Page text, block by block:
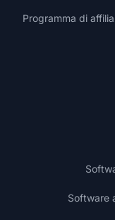
Programma di
Software